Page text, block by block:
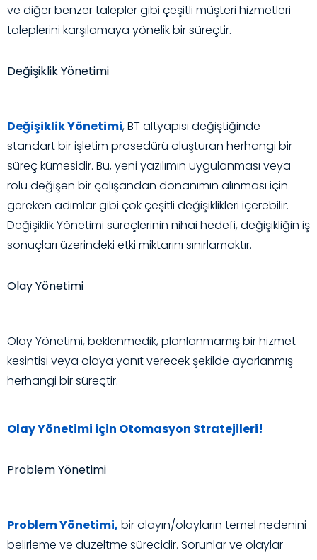
ve diğer benzer talepler gibi çeşitli müşteri hizmetleri
taleplerini karşılamaya yönelik bir süreçtir.
Değişiklik Yönetimi
Değişiklik Yönetimi, BT altyapısı değiştiğinde
standart bir işletim prosedürü oluşturan herhangi bir
süreç kümesidir. Bu, yeni yazılımın uygulanması veya
rolü değişen bir çalışandan donanımın alınması için
gereken adımlar gibi çok çeşitli değişiklikleri içerebilir.
Değişiklik Yönetimi süreçlerinin nihai hedefi, değişikliğin iş
sonuçları üzerindeki etki miktarını sınırlamaktır.
Olay Yönetimi
Olay Yönetimi, beklenmedik, planlanmamış bir hizmet
kesintisi veya olaya yanıt verecek şekilde ayarlanmış
herhangi bir süreçtir.
Olay Yönetimi için Otomasyon Stratejileri!
Problem Yönetimi
Problem Yönetimi, bir olayın/olayların temel nedenini
belirleme ve düzeltme sürecidir. Sorunlar ve olaylar